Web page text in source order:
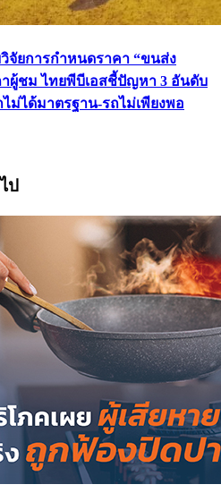
จัยการกำหนดราคา “ขนส่ง
ผู้ชม ไทยพีบีเอสชี้ปัญหา 3 อันดับ
ม่ได้มาตรฐาน-รถไม่เพียงพอ
ป